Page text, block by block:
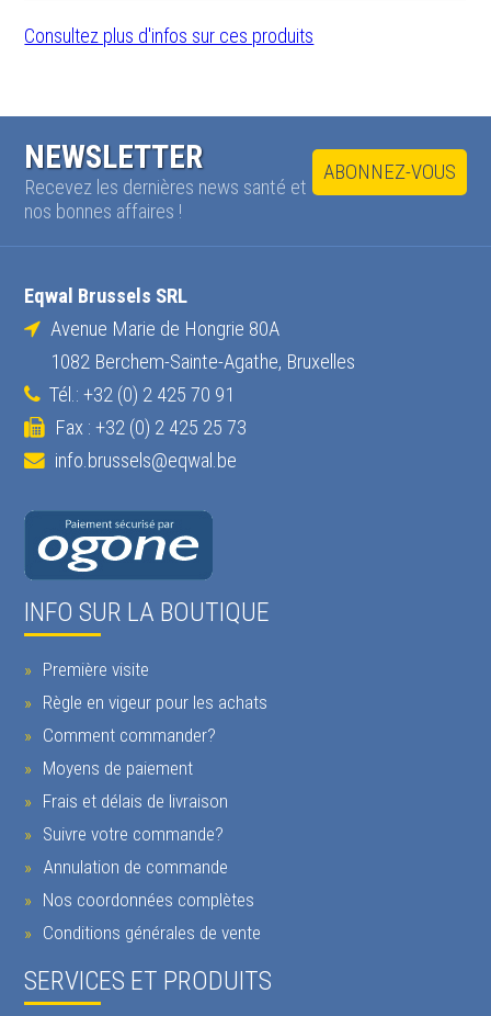
Consultez plus d'infos sur ces produits
ABONNEZ-VOUS
NEWSLETTER
Recevez les dernières news santé et
nos bonnes affaires !
Eqwal Brussels SRL
Avenue Marie de Hongrie 80A
1082 Berchem-Sainte-Agathe, Bruxelles
Tél.: +32 (0) 2 425 70 91
Fax : +32 (0) 2 425 25 73
info.brussels@eqwal.be
INFO SUR LA BOUTIQUE
Première visite
Règle en vigeur pour les achats
Comment commander?
Moyens de paiement
Frais et délais de livraison
Suivre votre commande?
Annulation de commande
Nos coordonnées complètes
Conditions générales de vente
SERVICES ET PRODUITS